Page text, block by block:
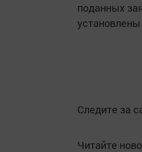
поданных
Следите за
Читайте